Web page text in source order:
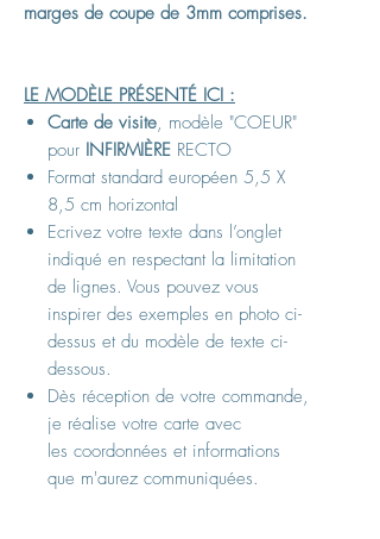
marges de coupe de 3mm comprises.
LE MODÈLE PRÉSENTÉ ICI :
Carte de visite, modèle "COEUR"
pour INFIRMIÈRE RECTO
Format standard européen 5,5 X
8,5 cm horizontal
Ecrivez votre texte dans l’onglet
indiqué en respectant la limitation
de lignes. Vous pouvez vous
inspirer des exemples en photo ci-
dessus et du modèle de texte ci-
dessous.
Dès réception de votre commande,
je réalise votre carte avec
les coordonnées et informations
que m'aurez communiquées.